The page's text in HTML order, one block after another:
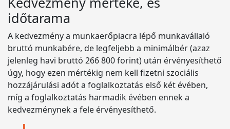
időtarama
A kedvezmény a munkaerőpiacra lépő munkavállaló
bruttó munkabére, de legfeljebb a minimálbér (azaz
jelenleg havi bruttó 266 800 forint) után érvényesíthető
úgy, hogy ezen mértékig nem kell fizetni szociális
hozzájárulási adót a foglalkoztatás első két évében,
míg a foglalkoztatás harmadik évében ennek a
kedvezménynek a fele érvényesíthető.